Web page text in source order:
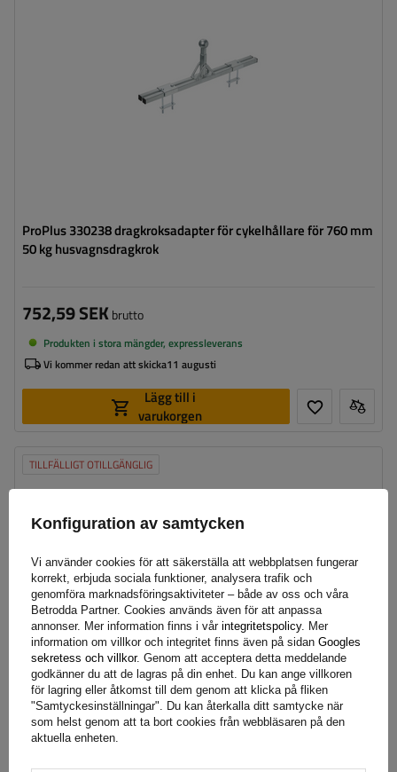
ProPlus 330238 dragkroksadapter för cykelhållare för 760 mm
50 kg husvagnsdragkrok
752,59 SEKbrutto
Produkten i stora mängder, expressleverans
Vi kommer redan att skicka11 augusti
Lägg till i
varukorgen
TILLFÄLLIGT OTILLGÄNGLIG
XIMPLIO CAMP-TOUR-M cykelställ för släpvagnsdragstång
Konfiguration av samtycken
Vi använder cookies för att säkerställa att webbplatsen fungerar
korrekt, erbjuda sociala funktioner, analysera trafik och
genomföra marknadsföringsaktiviteter – både av oss och våra
Betrodda Partner. Cookies används även för att anpassa
annonser. Mer information finns i vår integritetspolicy. Mer
information om villkor och integritet finns även på sidan Googles
sekretess och villkor. Genom att acceptera detta meddelande
godkänner du att de lagras på din enhet. Du kan ange villkoren
för lagring eller åtkomst till dem genom att klicka på fliken
"Samtyckesinställningar". Du kan återkalla ditt samtycke när
som helst genom att ta bort cookies från webbläsaren på den
aktuella enheten.